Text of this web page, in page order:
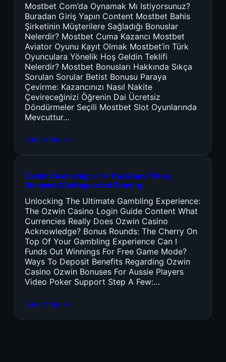
Mostbet Com’da Oynamak Mı Istiyorsunuz?
Buradan Giriş Yapın Content Mostbet Bahis
Şirketinin Müşterilere Sağladığı Bonuslar
Nelerdir? Mostbet Cuma Kazancı Mostbet
Aviator Oyunu Kayıt Olmak Mostbet’in Türk
Oyunculara Yönelik Hoş Geldin Teklifi
Nelerdir? Mostbet Bonusları Hakkında Sıkça
Sorulan Sorular Betist Bonusu Paraya
Çevirme: Kazancınızı Nasıl Nakite
Çevireceğinizi Öğrenin Dai Ücretsiz
Döndürmeler Seçili Mostbet Slot Oyunlarında
Mevcuttur…
Leer más →
Ozwin Casino Sign In ᐉ Top Game Titles,
Bonuses & Safeguarded Gaming
Unlocking The Ultimate Gambling Experience:
The Ozwin Casino Login Guide Content What
Currencies Really Does Ozwin Casino
Acknowledge? Bonus Rounds: The Cherry On
Top Of Your Gambling Experience Can I
Funds Out Winnings For Free Game Mode?
Ways To Deposit Benefits Regarding Ozwin
Casino Ozwin Bonuses For Aussie Players
Video Poker Support Step A Few:…
Leer más →